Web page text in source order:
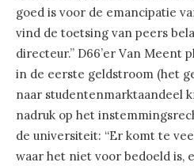
goed is voor de emancipatie
vind de toetsing van peers
directeur.” D66’er Van Meent
in de eerste geldstroom (het
naar studentenmarktaandeel
nadruk op het
de universiteit: “Er komt te
waar het niet voor bedoeld is,